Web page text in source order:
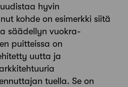
hyvin
kohde on esimerkki siitä
säädellyn vuokra-
puitteissa on
uutta ja
tuella. Se on